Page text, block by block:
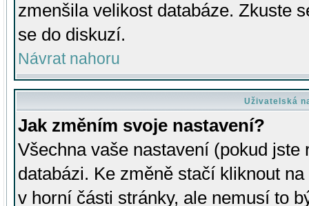
zmenšila velikost databáze. Zkuste
se do diskuzí.
Návrat nahoru
Uživatelská
Jak změním svoje nastavení?
Všechna vaše nastavení (pokud
databázi. Ke změně stačí kliknout
v horní části stránky, ale nemusí to